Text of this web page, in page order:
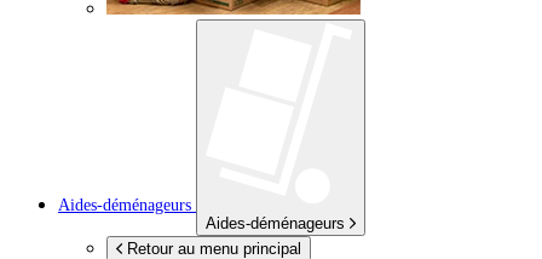
Aides-déménageurs
Aides-déménageurs
Retour au menu principal